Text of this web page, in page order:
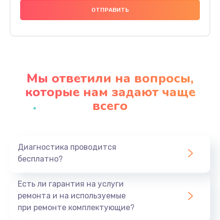
1250 руб.
Заказать
Замена клапана термоблока
Заказать
Мы ответили на вопросы,
которые нам задают чаще
всего
Диагностика проводится
бесплатно?
Есть ли гарантия на услуги
ремонта и на используемые
при ремонте комплектующие?